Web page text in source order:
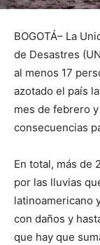
BOGOTÁ– La
de Desastres
al menos 17
azotado el país
mes de febrero
consecuencias
En total, más de
por las lluvias
latinoamericano
con daños y
que hay que